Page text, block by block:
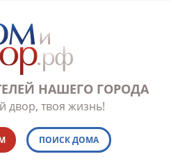
НАШЕГО ГОРОДА
двор, твоя жизнь!
ПОИСК ДОМА